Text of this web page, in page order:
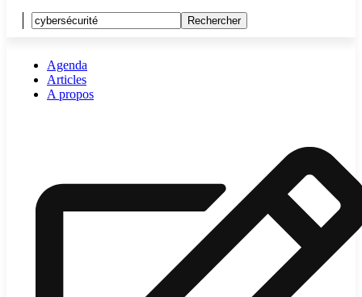
Agenda
Articles
A propos